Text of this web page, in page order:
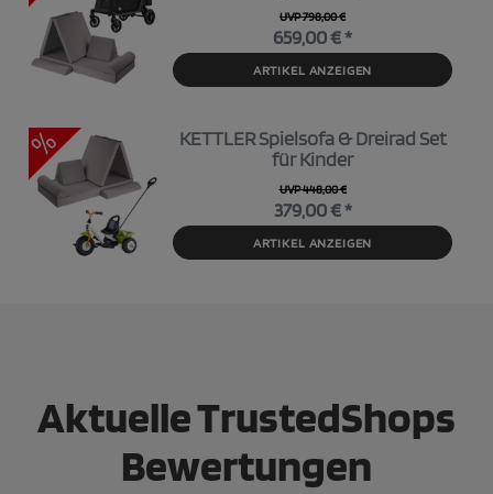
UVP 798,00 €
659,00 € *
ARTIKEL ANZEIGEN
KETTLER Spielsofa & Dreirad Set
für Kinder
UVP 448,00 €
379,00 € *
ARTIKEL ANZEIGEN
Aktuelle TrustedShops
Bewertungen